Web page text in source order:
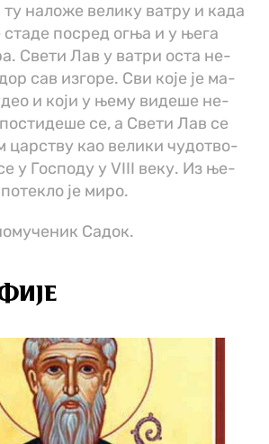
на­ло­же ве­ли­ку ва­тру и ка­да
ста­де по­сред ог­ња и у ње­га
Све­ти Лав у ва­три оста не­
сав из­го­ре. Сви ко­је је ма­
и ко­ји у ње­му ви­де­ше не­
се, а Све­ти Лав се
цар­ству као ве­ли­ки чу­до­тво­
у Го­спо­ду у VIII ве­ку. Из ње­
је ми­ро.­
Садок.